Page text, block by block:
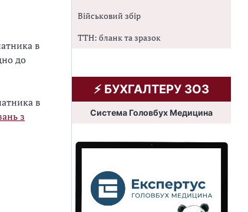
в
до
в
з
Військовий збір
ТТН: бланк та зразок
⚡️ БУХГАЛТЕРУ ЗОЗ
Система Головбух Медицина